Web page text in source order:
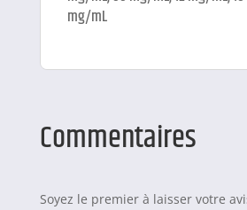
mg/mL
Commentaires
Soyez le premier à laisser votre